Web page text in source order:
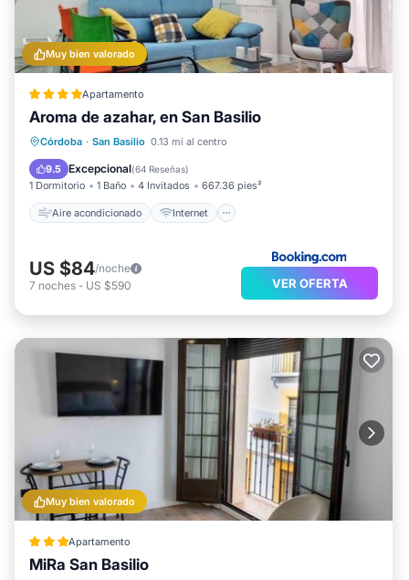
Muy bien valorado
Apartamento
Aroma de azahar, en San Basilio
Córdoba · San Basilio 0.13 mi al centro
9.5 Excepcional(64 Reseñas)
1 Dormitorio 1 Baño 4 Invitados 667.36 pies²
Aire acondicionado Internet
Aire acondicionado
Internet
Apto para niños
US $84/noche
7 noches - US $590 VER OFERTA
Muy bien valorado
Apartamento
MiRa San BasilioEstación de carga para vehículos eléctricos